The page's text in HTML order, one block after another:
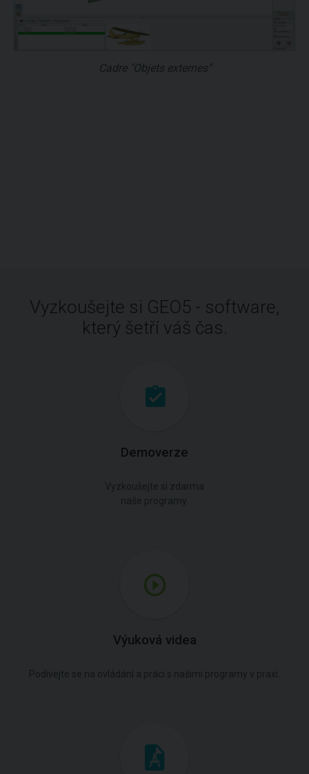
Cadre "Objets externes"
Vyzkoušejte si GEO5 - software,
který šetří váš čas.
Demoverze
Výuková videa